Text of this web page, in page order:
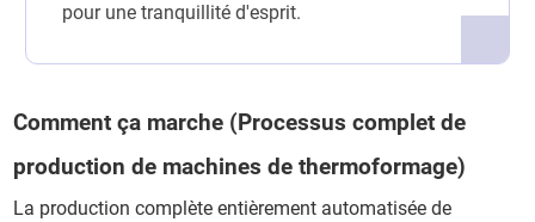
pour une tranquillité d'esprit.
Comment ça marche (Processus complet de
production de machines de thermoformage)
La production complète entièrement automatisée de